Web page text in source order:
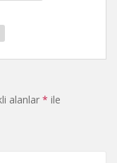
alanlar * ile